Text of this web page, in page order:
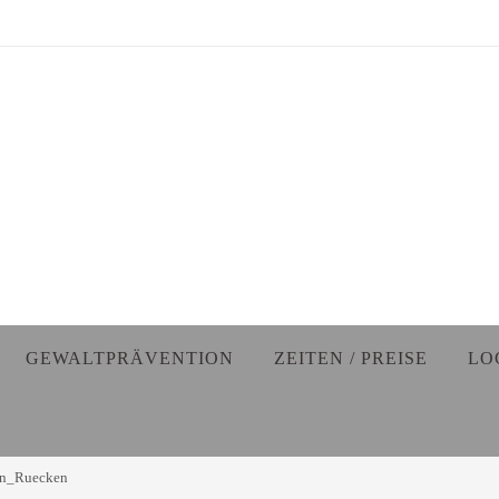
GEWALTPRÄVENTION ZEITEN / PREISE